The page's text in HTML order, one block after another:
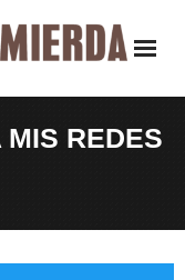
REDES